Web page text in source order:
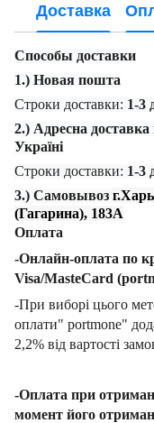
Доставка
Способы доставки
1.) Новая пошта
Строки доставки: 1-3
2.) Адресна
Україні
Строки доставки: 1-3
3.) Самовывоз
(Гагарина), 183А
Оплата
-Онлайн-оплата по
Visa/MasteCard
-При виборі цього
оплати" portmone"
2,2% від вартості
-Оплата при
момент його